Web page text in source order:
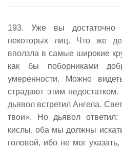
193. Уже вы достаточно
некоторых лиц. Что же
вползла в самые широкие
как бы поборниками
умеренности. Можно
страдают этим
дьявол встретил Ангела.
твои». Но дьявол
кислы, оба мы должны
головой, ибо не мог